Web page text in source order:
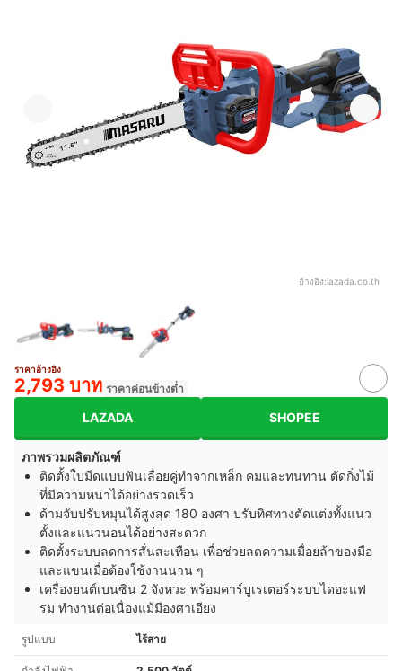
อ้างอิง:lazada.co.th
ราคาอ้างอิง
2,793 บาท ราคาค่อนข้างต่ำ
LAZADA SHOPEE
ภาพรวมผลิตภัณฑ์
ติดตั้งใบมีดแบบฟันเลื่อยคู่ทำจากเหล็ก คมและทนทาน ตัดกิ่งไม้
ที่มีความหนาได้อย่างรวดเร็ว
ด้ามจับปรับหมุนได้สูงสุด 180 องศา ปรับทิศทางตัดแต่งทั้งแนว
ตั้งและแนวนอนได้อย่างสะดวก
ติดตั้งระบบลดการสั่นสะเทือน เพื่อช่วยลดความเมื่อยล้าของมือ
และแขนเมื่อต้องใช้งานนาน ๆ
เครื่องยนต์เบนซิน 2 จังหวะ พร้อมคาร์บูเรเตอร์ระบบไดอะแฟ
รม ทำงานต่อเนื่องแม้มีองศาเอียง
รูปแบบ ไร้สาย